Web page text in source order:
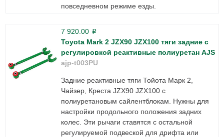
повседневном режиме езды.
7 920.00 p
Toyota Mark 2 JZX90 JZX100 тяги задние с
регулировкой реактивные полиуретан AJS
ajp-t003PU
Задние реактивные тяги Тойота Марк 2,
Чайзер, Креста JZX90 JZX100 с
полиуретановым сайлентблокам. Нужны для
настройки продольного положения задних
колес. Эти рычаги ставятся с остальной
регулируемой подвеской для дрифта или